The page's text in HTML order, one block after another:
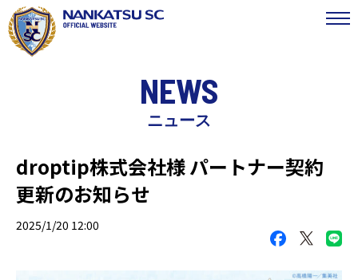
NEWS
ニュース
droptip株式会社様 パートナー契約
更新のお知らせ
2025/1/20 12:00